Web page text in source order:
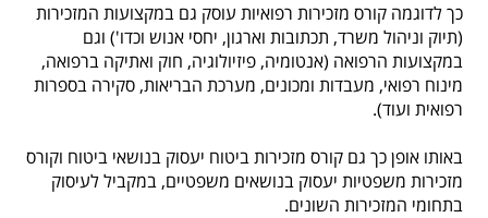
כך לדוגמה קורס מזכירות רפואיות עוסק גם במקצועות המזכירות
(תיוק וניהול משרד, תכתובות וארגון, יחסי אנוש וכדו') וגם
במקצועות הרפואה (אנטומיה, פיזיולוגיה, חוק ואתיקה ברפואה,
מינוח רפואי, מעבדות ומכונים, מערכת הבריאות, סקירה בספרות
רפואית ועוד).
באותו אופן כך גם קורס מזכירות ביטוח יעסוק בנושאי ביטוח וקורס
מזכירות משפטיות יעסוק בנושאים משפטיים, במקביל לעיסוק
בתחומי המזכירות השונים.